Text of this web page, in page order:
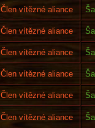
Člen vítězné aliance
Člen vítězné aliance
Člen vítězné aliance
Člen vítězné aliance
Člen vítězné aliance
Člen vítězné aliance